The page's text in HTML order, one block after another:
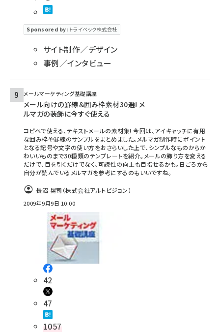
Sponsored by: トライベック株式会社
サイト制作／デザイン
事例／インタビュー
メールマーケティング基礎講座
メール向けの罫線＆囲み枠素材30選! メ
ルマガの装飾に今すぐ使える
コピペで使える、テキストメールの素材集! 今回は、アイキャッチに有用
な囲み枠や罫線のサンプルをまとめました。メルマガ制作時にポイント
となる記号や文字の使い方をおさらいした上で、シンプルなものからか
わいいものまで30種類のテンプレートを紹介。メールの飾り方を変える
だけで、目を引くだけでなく、可読性の向上も目指せるかも。日ごろから
自分が読んでいるメルマガを参考にするのもいいですね。
長沼 晃司（株式会社アルトビジョン）
2009年9月9日 10:00
42
47
1057